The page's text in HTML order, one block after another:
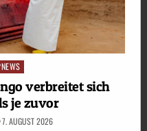
verbreitet sich
je zuvor
7. AUGUST 2026